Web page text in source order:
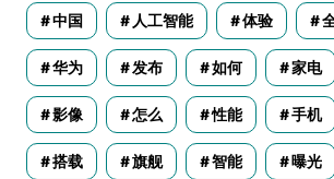
中国 人工智能 体验
华为 发布 如何 家电
影像 怎么 性能 手机
搭载 旗舰 智能 曝光